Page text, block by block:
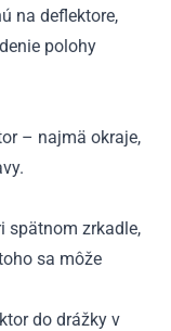
na deflektore,
polohy
– najmä okraje,
spätnom zrkadle,
sa môže
do drážky v